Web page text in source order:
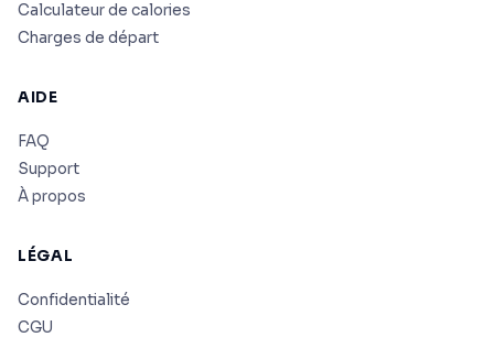
Calculateur de calories
Charges de départ
AIDE
FAQ
Support
À propos
LÉGAL
Confidentialité
CGU